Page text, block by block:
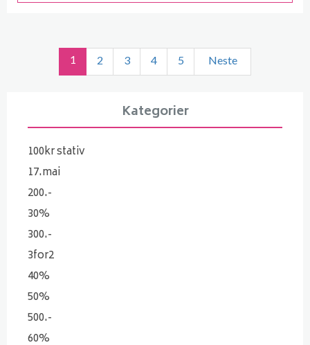
1 2 3 4 5 Neste
Kategorier
100kr stativ
17.mai
200.-
30%
300.-
3for2
40%
50%
500.-
60%